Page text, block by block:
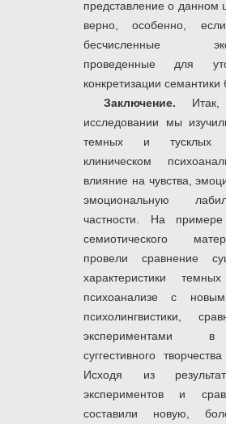
представление о данном
верно, особенно,
бесчисленные
проведенные для
конкретизации семантики
Заключение.
исследовании мы
темных и тусклых
клиническом
влияние на чувства,
эмоциональную
частности. На примере
семиотического
провели сравнение
характеристики
психоанализе с
психолингвистики,
экспериментами
суггестивного
Исходя из
экспериментов и
составили новую,